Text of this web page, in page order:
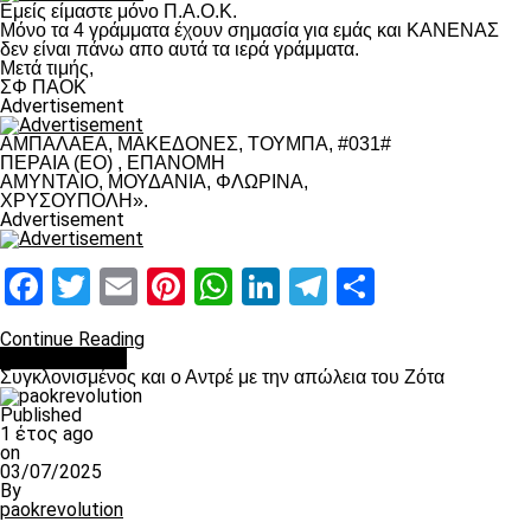
Εμείς είμαστε μόνο Π.Α.Ο.Κ.
Μόνο τα 4 γράμματα έχουν σημασία για εμάς και ΚΑΝΕΝΑΣ
δεν είναι πάνω απο αυτά τα ιερά γράμματα.
Μετά τιμής,
ΣΦ ΠΑΟΚ
Advertisement
ΑΜΠΑΛΑΕΑ, ΜΑΚΕΔΟΝΕΣ, ΤΟΥΜΠΑ, #031#
ΠΕΡΑΙΑ (ΕΟ) , ΕΠΑΝΟΜΗ
ΑΜΥΝΤΑΙΟ, ΜΟΥΔΑΝΙΑ, ΦΛΩΡΙΝΑ,
ΧΡΥΣΟΥΠΟΛΗ».
Advertisement
Facebook
Twitter
EmailPinterest
WhatsApp
LinkedIn
Telegram
Continue Reading
Συγκλονισμένος και ο Αντρέ με την απώλεια του Ζότα
Published
1 έτος ago
on
03/07/2025
By
paokrevolution